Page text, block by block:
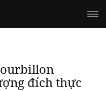
đích thực